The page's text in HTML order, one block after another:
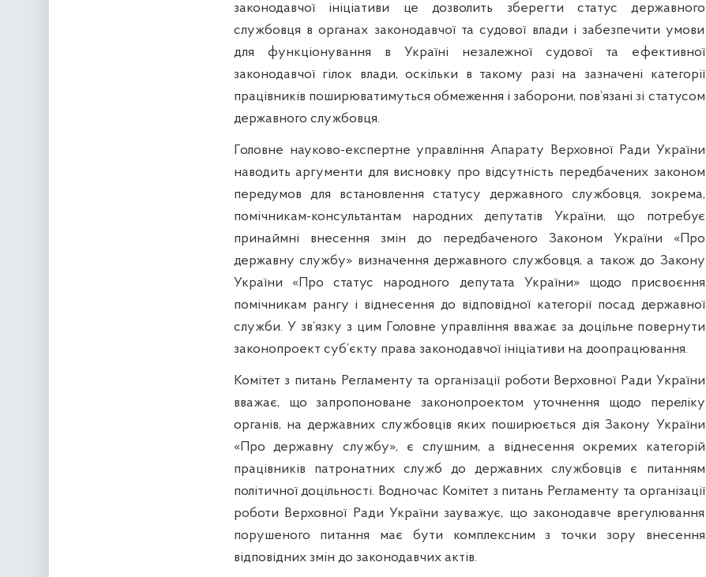
законодавчої ініціативи це дозволить зберегти статус державного
службовця в органах законодавчої та судової влади і забезпечити умови
для функціонування в Україні незалежної судової та ефективної
законодавчої гілок влади, оскільки в такому разі на зазначені категорії
працівників поширюватимуться обмеження і заборони, пов’язані зі статусом
державного службовця.
Головне науково-експертне управління Апарату Верховної Ради України
наводить аргументи для висновку про відсутність передбачених законом
передумов для встановлення статусу державного службовця, зокрема,
помічникам-консультантам народних депутатів України, що потребує
принаймні внесення змін до передбаченого Законом України «Про
державну службу» визначення державного службовця, а також до Закону
України «Про статус народного депутата України» щодо присвоєння
помічникам рангу і віднесення до відповідної категорії посад державної
служби. У зв’язку з цим Головне управління вважає за доцільне повернути
законопроект суб’єкту права законодавчої ініціативи на доопрацювання.
Комітет з питань Регламенту та організації роботи Верховної Ради України
вважає, що запропоноване законопроектом уточнення щодо переліку
органів, на державних службовців яких поширюється дія Закону України
«Про державну службу», є слушним, а віднесення окремих категорій
працівників патронатних служб до державних службовців є питанням
політичної доцільності. Водночас Комітет з питань Регламенту та організації
роботи Верховної Ради України зауважує, що законодавче врегулювання
порушеного питання має бути комплексним з точки зору внесення
відповідних змін до законодавчих актів.